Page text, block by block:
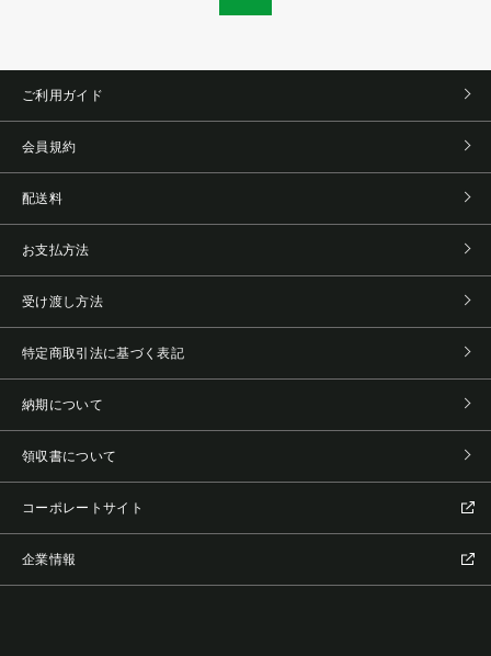
ご利用ガイド
会員規約
配送料
お支払方法
受け渡し方法
特定商取引法に基づく表記
納期について
領収書について
コーポレートサイト
企業情報